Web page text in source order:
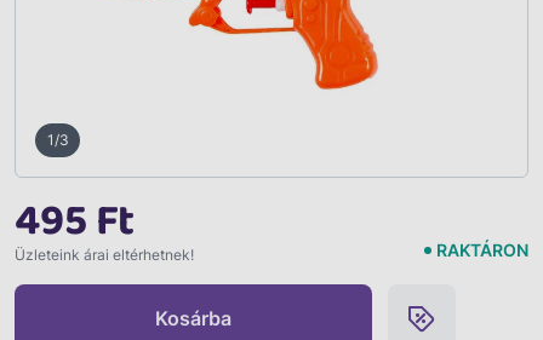
1/3
495 Ft
Üzleteink árai eltérhetnek! RAKTÁRON
Kosárba